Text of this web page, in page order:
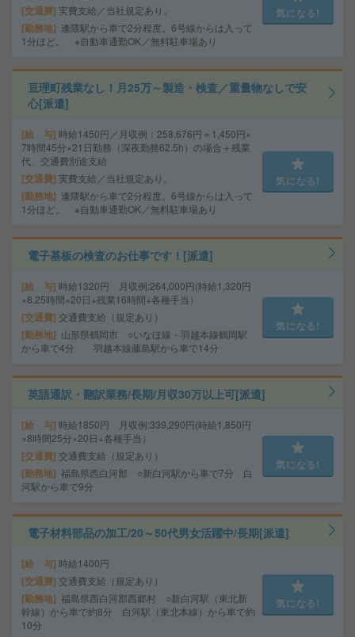
交通費 実費支給／当社規定あり。
勤務地
逢隈駅から車で2分程度。6号線からは入って
1分ほど。 ※自動車通勤OK／無料駐車場あり
気になる!
亘理町残業なし！月25万～製造・検査／重量物なしで安
心[派遣]
給 与 時給1450円／月収例：258,676円＝1,450円×
7時間45分×21日勤務（深夜勤務62.5h）の場合＋残業
代、交通費別途支給
交通費 実費支給／当社規定あり。
勤務地
逢隈駅から車で2分程度。6号線からは入って
1分ほど。 ※自動車通勤OK／無料駐車場あり
気になる!
電子基板の検査のお仕事です！[派遣]
給 与 時給1320円 月収例:264,000円(時給1,320円
×8.25時間×20日+残業16時間+各種手当）
交通費 交通費支給（規定あり）
勤務地
山形県鶴岡市 ○いなほ線・羽越本線鶴岡駅
から車で4分 羽越本線藤島駅から車で14分
気になる!
英語通訳・翻訳業務/長期/月収30万以上可[派遣]
給 与 時給1850円 月収例:339,290円(時給1,850円
×8時間25分×20日+各種手当）
交通費 交通費支給（規定あり）
勤務地 福島県西白河郡 ○新白河駅から車で7分 白
河駅から車で9分
気になる!
電子材料部品の加工/20～50代男女活躍中/長期[派遣]
給 与 時給1400円
交通費 交通費支給（規定あり）
勤務地 福島県西白河郡西郷村 ○新白河駅（東北新
幹線）から車で約8分 白河駅（東北本線）から車で約
10分
気になる!